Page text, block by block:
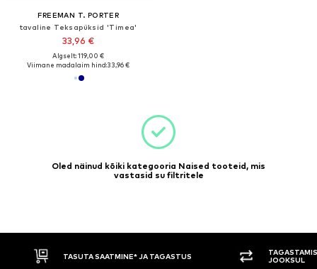
FREEMAN T. PORTER
tavaline Teksapüksid 'Timea'
33,96 €
Algselt: 119,00 €
Viimane madalaim hind:33,96 €
Oled näinud kõiki kategooria Naised tooteid, mis
vastasid su filtritele
JOOKSUL